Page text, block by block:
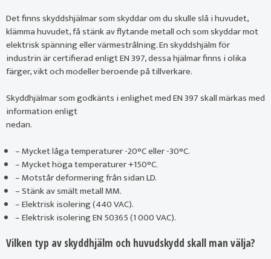
Det finns skyddshjälmar som skyddar om du skulle slå i huvudet,
klämma huvudet, få stänk av flytande metall och som skyddar mot
elektrisk spänning eller värmestrålning. En skyddshjälm för
industrin är certifierad enligt EN 397, dessa hjälmar finns i olika
färger, vikt och modeller beroende på tillverkare.
Skyddhjälmar som godkänts i enlighet med EN 397 skall märkas med
information enligt
nedan.
– Mycket låga temperaturer -20°C eller -30°C.
– Mycket höga temperaturer +150°C.
– Motstår deformering från sidan LD.
– Stänk av smält metall MM.
– Elektrisk isolering (440 VAC).
– Elektrisk isolering EN 50365 (1 000 VAC).
Vilken typ av skyddhjälm och huvudskydd skall man välja?